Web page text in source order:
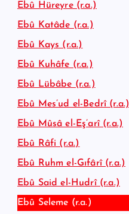
Ebû Hüreyre (r.a.)
Ebû Katâde (r.a.)
Ebû Kays (r.a.)
Ebû Kuhâfe (r.a.)
Ebû Lübâbe (r.a.)
Ebû Mes’ud el-Bedrî (r.a.)
Ebû Mûsâ el-Eş’arî (r.a.)
Ebû Râfi (r.a.)
Ebû Ruhm el-Gıfârî (r.a.)
Ebû Said el-Hudrî (r.a.)
Ebû Seleme (r.a.)